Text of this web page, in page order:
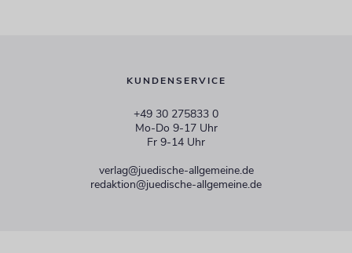
KUNDENSERVICE
+49 30 275833 0
Mo-Do 9-17 Uhr
Fr 9-14 Uhr
verlag@juedische-allgemeine.de
redaktion@juedische-allgemeine.de